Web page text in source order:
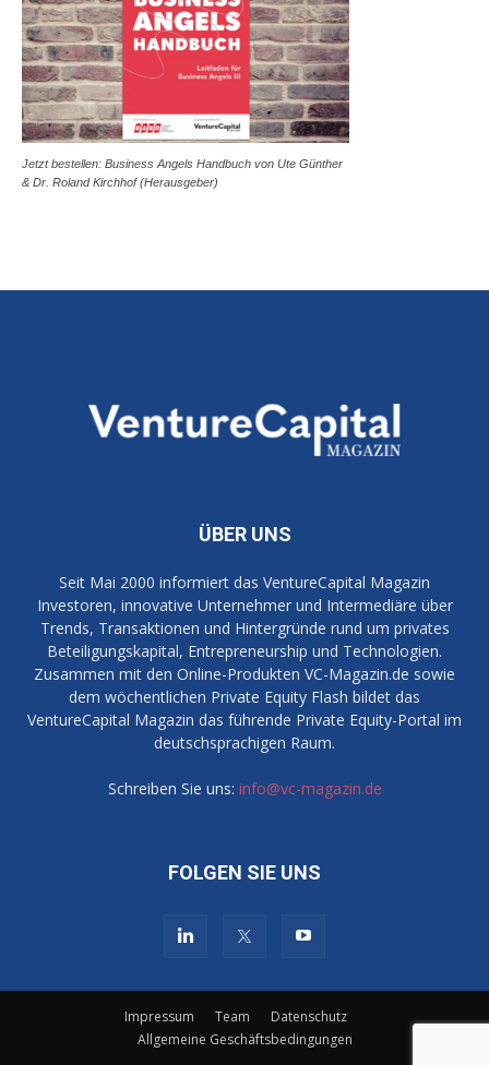
Jetzt bestellen: Business Angels Handbuch von Ute Günther
& Dr. Roland Kirchhof (Herausgeber)
ÜBER UNS
Seit Mai 2000 informiert das VentureCapital Magazin
Investoren, innovative Unternehmer und Intermediäre über
Trends, Transaktionen und Hintergründe rund um privates
Beteiligungskapital, Entrepreneurship und Technologien.
Zusammen mit den Online-Produkten VC-Magazin.de sowie
dem wöchentlichen Private Equity Flash bildet das
VentureCapital Magazin das führende Private Equity-Portal im
deutschsprachigen Raum.
Schreiben Sie uns: info@vc-magazin.de
FOLGEN SIE UNS
Impressum Team
Datenschutz
Allgemeine Geschäftsbedingungen